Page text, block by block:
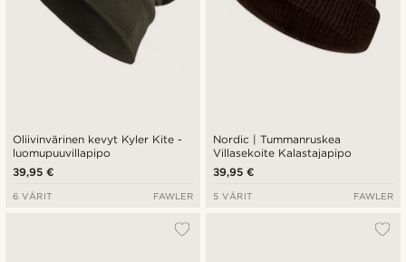
Oliivinvärinen kevyt Kyler Kite -
luomupuuvillapipo
39,95 €
6 VÄRIT FAWLER
Nordic | Tummanruskea
Villasekoite Kalastajapipo
39,95 €
5 VÄRIT FAWLER